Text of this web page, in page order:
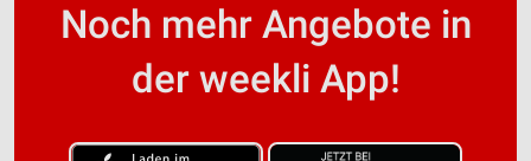
Noch mehr Angebote in
der weekli App!